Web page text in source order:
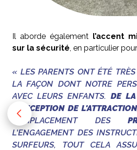
Il aborde également l’accent
sur la sécurité , en particulier
« LES PARENTS ONT ÉTÉ
LA FAÇON DONT NOTRE
AVEC LEURS ENFANTS. DE
CONCEPTION DE L'ATTRACTION
L'EMPLACEMENT DES
L'ENGAGEMENT DES
SURFEURS, TOUT CELA